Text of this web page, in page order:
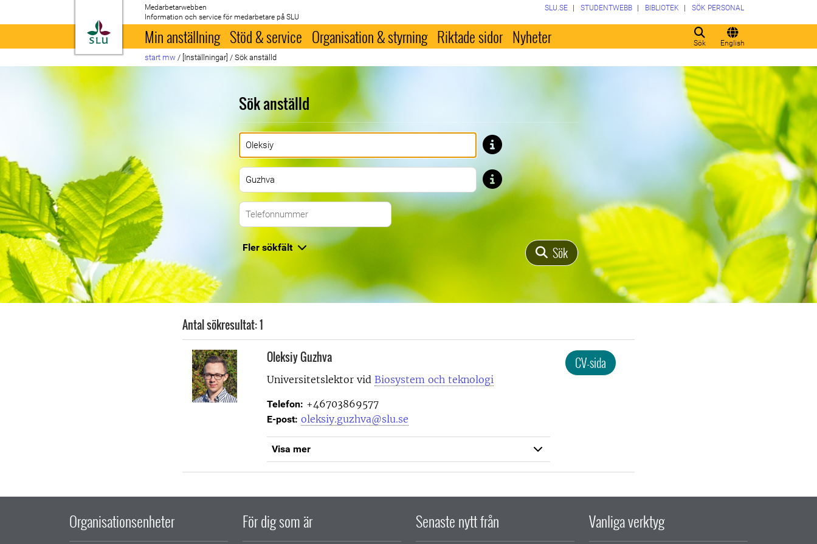
Till startsida
Medarbetarwebben
Information och service för medarbetare på SLU
Sök English
SLU.SE STUDENTWEBB BIBLIOTEK SÖK PERSONAL
Min anställning Stöd & service Organisation & styrning Riktade sidor Nyheter
start mw / [Inställningar] / Sök anställd
Sök anställd
Förnamn
Efternamn
Telefonnummer
Fler sökfält Sök
Antal sökresultat: 1
Oleksiy Guzhva
Universitetslektor vid Biosystem och teknologi
Telefon: +46703869577
E-post: oleksiy.guzhva@slu.se
Visa mer
CV-sida
Organisationsenheter För dig som är Senaste nytt från Vanliga verktyg